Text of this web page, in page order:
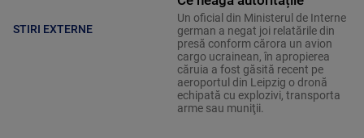
STIRI EXTERNE
Un oficial din Ministerul de Interne
german a negat joi relatările din
presă conform cărora un avion
cargo ucrainean, în apropierea
căruia a fost găsită recent pe
aeroportul din Leipzig o dronă
echipată cu explozivi, transporta
arme sau muniţii.